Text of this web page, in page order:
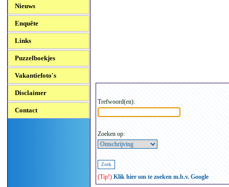
Nieuws
Enquête
Links
Puzzelboekjes
Vakantiefoto's
Disclaimer
Contact
Trefwoord(en):
Zoeken op:
(Tip!) Klik hier om te zoeken m.b.v. Google